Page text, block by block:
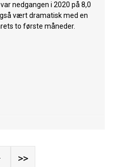
nedgangen i 2020 på 8,0
vært dramatisk med en
to første måneder.
>>